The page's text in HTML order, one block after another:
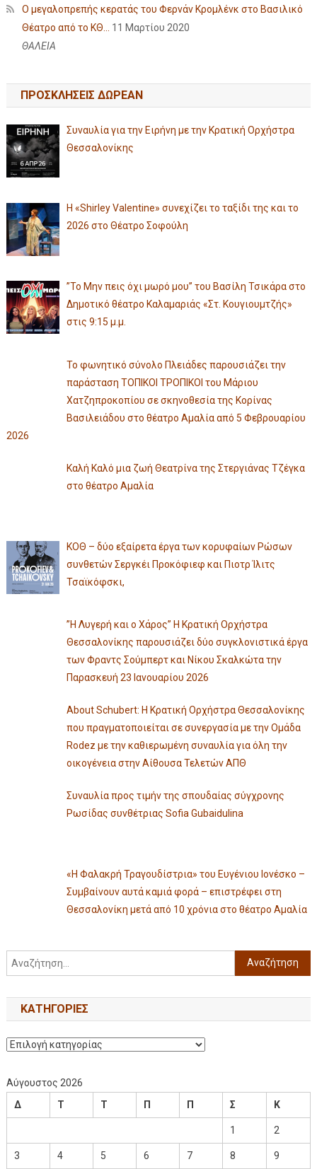
Ο μεγαλοπρεπής κερατάς του Φερνάν Κρομλένκ στο Βασιλικό
Θέατρο από το ΚΘ...
11 Μαρτίου 2020
ΘΑΛΕΙΑ
ΠΡΟΣΚΛΗΣΕΙΣ ΔΩΡΕΑΝ
Συναυλία για την Ειρήνη με την Κρατική Ορχήστρα
Θεσσαλονίκης
Η «Shirley Valentine» συνεχίζει το ταξίδι της και το
2026 στο Θέατρο Σοφούλη
”Το Μην πεις όχι μωρό μου” του Βασίλη Τσικάρα στο
Δημοτικό θέατρο Καλαμαριάς «Στ. Κουγιουμτζής»
στις 9:15 μ.μ.
Το φωνητικό σύνολο Πλειάδες παρουσιάζει την
παράσταση ΤΟΠΙΚΟΙ ΤΡΟΠΙΚΟΙ του Μάριου
Χατζηπροκοπίου σε σκηνοθεσία της Κορίνας
Βασιλειάδου στο θέατρο Αμαλία από 5 Φεβρουαρίου
2026
Καλή Καλό μια ζωή Θεατρίνα της Στεργιάνας Τζέγκα
στο θέατρο Αμαλία
ΚΟΘ – δύο εξαίρετα έργα των κορυφαίων Ρώσων
συνθετών Σεργκέι Προκόφιεφ και Πιοτρ Ίλιτς
Τσαϊκόφσκι,
”Η Λυγερή και ο Χάρος” Η Κρατική Ορχήστρα
Θεσσαλονίκης παρουσιάζει δύο συγκλονιστικά έργα
των Φραντς Σούμπερτ και Νίκου Σκαλκώτα την
Παρασκευή 23 Ιανουαρίου 2026
About Schubert: Η Κρατική Ορχήστρα Θεσσαλονίκης
που πραγματοποιείται σε συνεργασία με την Ομάδα
Rodez με την καθιερωμένη συναυλία για όλη την
οικογένεια στην Αίθουσα Τελετών ΑΠΘ
Συναυλία προς τιμήν της σπουδαίας σύγχρονης
Ρωσίδας συνθέτριας Sofia Gubaidulina
«Η Φαλακρή Τραγουδίστρια» του Ευγένιου Ιονέσκο –
Συμβαίνουν αυτά καμιά φορά – επιστρέφει στη
Θεσσαλονίκη μετά από 10 χρόνια στο θέατρο Αμαλία
KΑΤΗΓΟΡΊΕΣ
Αύγουστος 2026
Δ
Τ Τ Π Π Σ Κ
1 2
3 4 5 6 7 8 9